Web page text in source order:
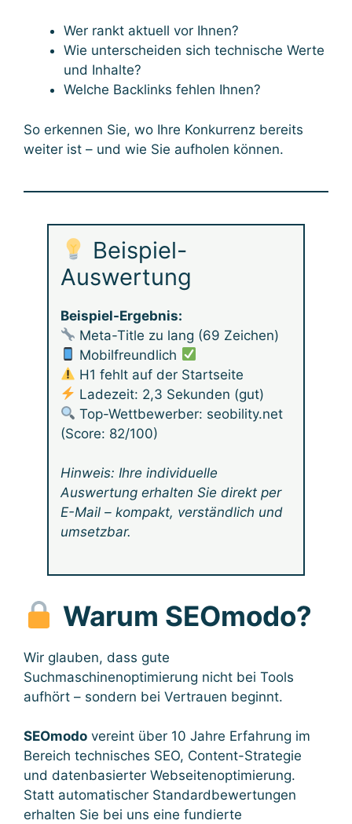
Wer rankt aktuell vor Ihnen?
Wie unterscheiden sich technische Werte
und Inhalte?
Welche Backlinks fehlen Ihnen?
So erkennen Sie, wo Ihre Konkurrenz bereits
weiter ist – und wie Sie aufholen können.
Beispiel-
Auswertung
Beispiel-Ergebnis:
Meta-Title zu lang (69 Zeichen)
Mobilfreundlich
H1 fehlt auf der Startseite
Ladezeit: 2,3 Sekunden (gut)
Top-Wettbewerber: seobility.net
(Score: 82/100)
Hinweis: Ihre individuelle
Auswertung erhalten Sie direkt per
E-Mail – kompakt, verständlich und
umsetzbar.
Warum SEOmodo?
Wir glauben, dass gute
Suchmaschinenoptimierung nicht bei Tools
aufhört – sondern bei Vertrauen beginnt.
SEOmodo vereint über 10 Jahre Erfahrung im
Bereich technisches SEO, Content-Strategie
und datenbasierter Webseitenoptimierung.
Statt automatischer Standardbewertungen
erhalten Sie bei uns eine fundierte